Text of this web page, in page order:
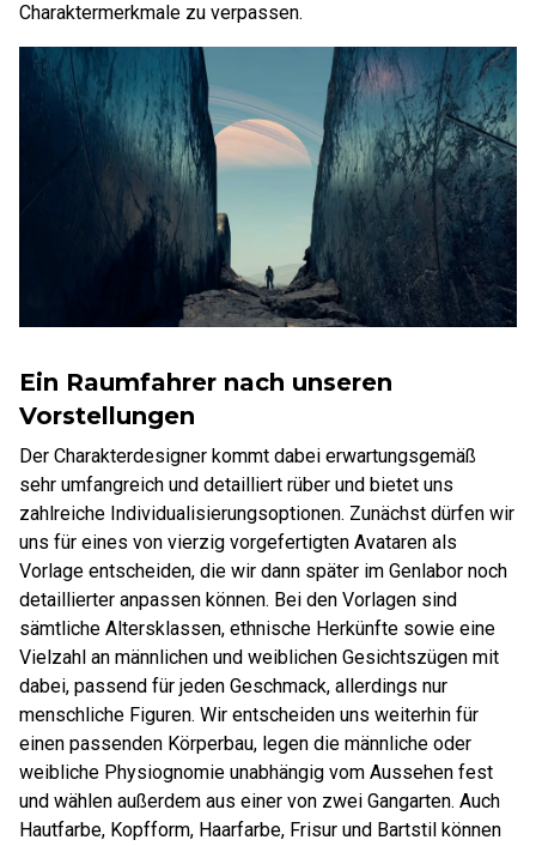
Charaktermerkmale zu verpassen.
Ein Raumfahrer nach unseren
Vorstellungen
Der Charakterdesigner kommt dabei erwartungsgemäß
sehr umfangreich und detailliert rüber und bietet uns
zahlreiche Individualisierungsoptionen. Zunächst dürfen wir
uns für eines von vierzig vorgefertigten Avataren als
Vorlage entscheiden, die wir dann später im Genlabor noch
detaillierter anpassen können. Bei den Vorlagen sind
sämtliche Altersklassen, ethnische Herkünfte sowie eine
Vielzahl an männlichen und weiblichen Gesichtszügen mit
dabei, passend für jeden Geschmack, allerdings nur
menschliche Figuren. Wir entscheiden uns weiterhin für
einen passenden Körperbau, legen die männliche oder
weibliche Physiognomie unabhängig vom Aussehen fest
und wählen außerdem aus einer von zwei Gangarten. Auch
Hautfarbe, Kopfform, Haarfarbe, Frisur und Bartstil können